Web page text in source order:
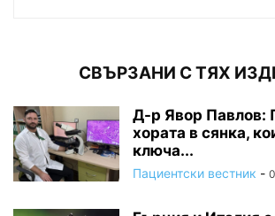
СВЪРЗАНИ С ТЯХ
Д-р Явор Павлов:
хората в сянка,
ключа...
Пациентски вестник -